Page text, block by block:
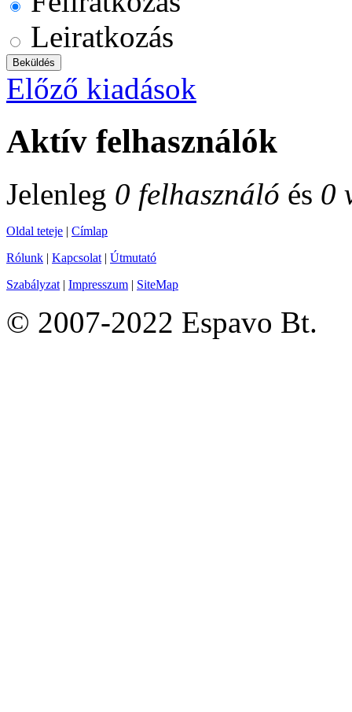
Leiratkozás
Előző kiadások
Aktív felhasználók
Jelenleg 0 felhasználó és 0
Oldal teteje | Címlap
Rólunk | Kapcsolat | Útmutató
Szabályzat | Impresszum | SiteMap
© 2007-2022 Espavo Bt.